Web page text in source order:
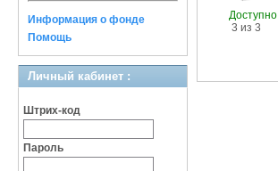
Информация о фонде
Помощь
Личный кабинет :
Штрих-код
Пароль
Доступно
3 из 3